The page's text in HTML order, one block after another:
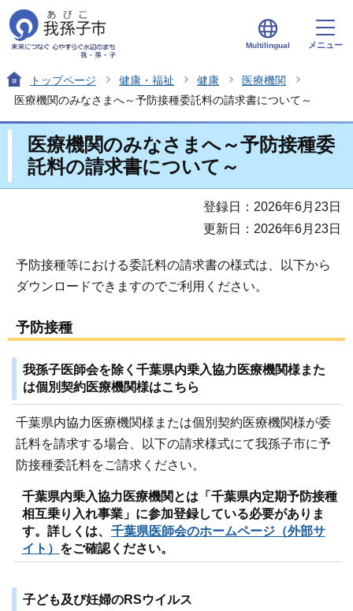
Multilingual メニュー
トップページ 健康・福祉 健康
医療機関
医療機関のみなさまへ～予防接種委託料の請求書について～
医療機関のみなさまへ～予防接種委
託料の請求書について～
登録日：2026年6月23日
更新日：2026年6月23日
予防接種等における委託料の請求書の様式は、以下から
ダウンロードできますのでご利用ください。
予防接種
我孫子医師会を除く千葉県内乗入協力医療機関様また
は個別契約医療機関様はこちら
千葉県内協力医療機関様または個別契約医療機関様が委
託料を請求する場合、以下の請求様式にて我孫子市に予
防接種委託料をご請求ください。
千葉県内乗入協力医療機関とは「千葉県内定期予防接種
相互乗り入れ事業」に参加登録している必要がありま
す。詳しくは、 千葉県医師会のホームページ（外部サ
イト） をご確認ください。
子ども及び妊婦のRSウイルス